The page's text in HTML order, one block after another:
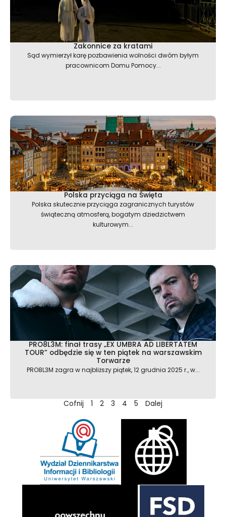
Zakonnice za kratami
Sąd wymierzył karę pozbawienia wolności dwóm byłym
pracownicom Domu Pomocy...
Polska przyciąga na Święta
Polska skutecznie przyciąga zagranicznych turystów
świąteczną atmosferą, bogatym dziedzictwem
kulturowym...
PRO8L3M: finał trasy „EX UMBRA AD LIBERTATEM
TOUR” odbędzie się w ten piątek na warszawskim
Torwarze
PRO8L3M zagra w najbliższy piątek, 12 grudnia 2025 r., w...
Cofnij 1 2 3 4 5 Dalej